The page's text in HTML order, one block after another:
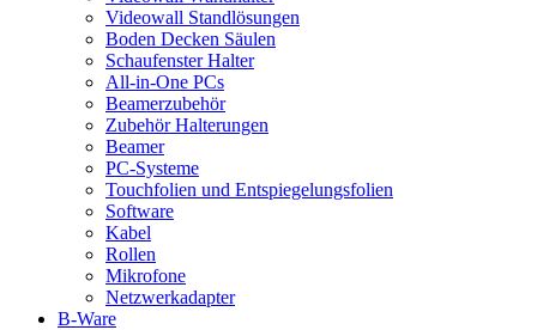
Videowall Standlösungen
Boden Decken Säulen
Schaufenster Halter
All-in-One PCs
Beamerzubehör
Zubehör Halterungen
Beamer
PC-Systeme
Touchfolien und Entspiegelungsfolien
Software
Kabel
Rollen
Mikrofone
Netzwerkadapter
B-Ware